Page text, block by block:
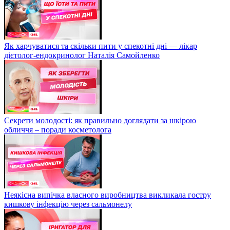
Як харчуватися та скільки пити у спекотні дні — лікар
дієтолог-ендокринолог Наталія Самойленко
Секрети молодості: як правильно доглядати за шкірою
обличчя – поради косметолога
Неякісна випічка власного виробництва викликала гостру
кишкову інфекцію через сальмонелу